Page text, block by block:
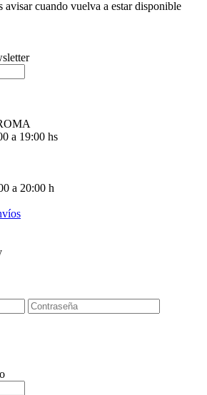
avisar cuando vuelva a estar disponible
a 19:00 hs
a 20:00 h